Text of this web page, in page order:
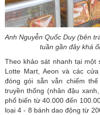
Anh Nguyễn Quốc Duy (bên
tuần gần đây khá
Theo khảo sát nhanh tại một
Lotte Mart, Aeon và các
đóng gói sẵn vẫn chiếm
truyền thống (nhân đậu
phổ biến từ 40.000 đến
loại 4 - 8 bánh dao động từ